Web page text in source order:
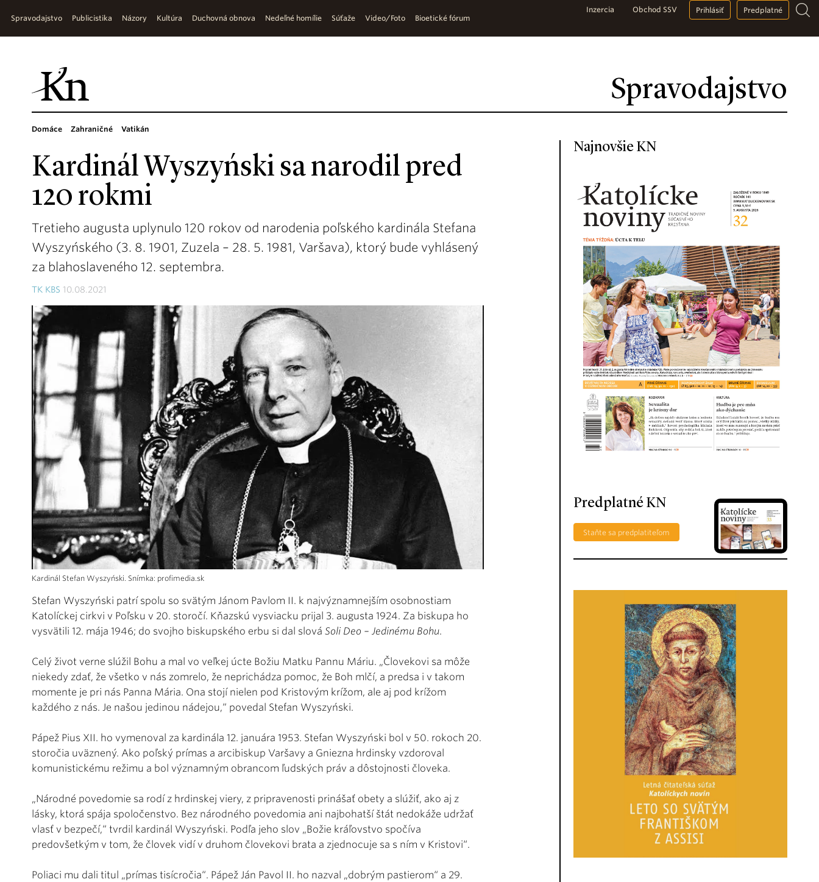
Spravodajstvo
Spravodajstvo Publicistika Názory Kultúra Duchovná obnova Nedeľné homílie Súťaže Video/Foto Bioetické fórum
Inzercia Obchod SSV Prihlásiť Predplatné
Domáce Zahraničné Vatikán
Kardinál Wyszyński sa narodil pred
120 rokmi
Tretieho augusta uplynulo 120 rokov od narodenia poľského kardinála Stefana
Wyszyńského (3. 8. 1901, Zuzela – 28. 5. 1981, Varšava), ktorý bude vyhlásený
za blahoslaveného 12. septembra.
TK KBS 10.08.2021
Kardinál Stefan Wyszyński. Snímka: profimedia.sk
Stefan Wyszyński patrí spolu so svätým Jánom Pavlom II. k najvýznamnejším osobnostiam
Katolíckej cirkvi v Poľsku v 20. storočí. Kňazskú vysviacku prijal 3. augusta 1924. Za biskupa ho
vysvätili 12. mája 1946; do svojho biskupského erbu si dal slová Soli Deo – Jedinému Bohu.
Celý život verne slúžil Bohu a mal vo veľkej úcte Božiu Matku Pannu Máriu. „Človekovi sa môže
niekedy zdať, že všetko v nás zomrelo, že neprichádza pomoc, že Boh mlčí, a predsa i v takom
momente je pri nás Panna Mária. Ona stojí nielen pod Kristovým krížom, ale aj pod krížom
každého z nás. Je našou jedinou nádejou,“ povedal Stefan Wyszyński.
Pápež Pius XII. ho vymenoval za kardinála 12. januára 1953. Stefan Wyszyński bol v 50. rokoch 20.
storočia uväznený. Ako poľský prímas a arcibiskup Varšavy a Gniezna hrdinsky vzdoroval
komunistickému režimu a bol významným obrancom ľudských práv a dôstojnosti človeka.
„Národné povedomie sa rodí z hrdinskej viery, z pripravenosti prinášať obety a slúžiť, ako aj z
lásky, ktorá spája spoločenstvo. Bez národného povedomia ani najbohatší štát nedokáže udržať
vlasť v bezpečí,“ tvrdil kardinál Wyszyński. Podľa jeho slov „Božie kráľovstvo spočíva
predovšetkým v tom, že človek vidí v druhom človekovi brata a zjednocuje sa s ním v Kristovi“.
Poliaci mu dali titul „prímas tisícročia“. Pápež Ján Pavol II. ho nazval „dobrým pastierom“ a 29.
Najnovšie KN
Predplatné KN
Staňte sa predplatiteľom